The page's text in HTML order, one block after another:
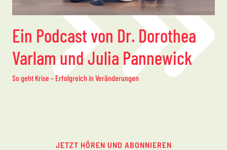
Ein Podcast von Dr. Dorothea
Varlam und Julia Pannewick
So geht Krise – Erfolgreich in Veränderungen
JETZT HÖREN UND ABONNIEREN